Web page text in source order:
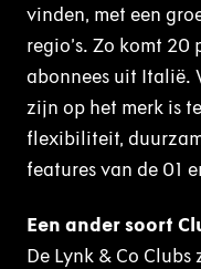
vinden, met een
regio’s. Zo komt
abonnees uit Italië.
zijn op het merk is
flexibiliteit,
features van de 01
Een ander soort
De Lynk & Co